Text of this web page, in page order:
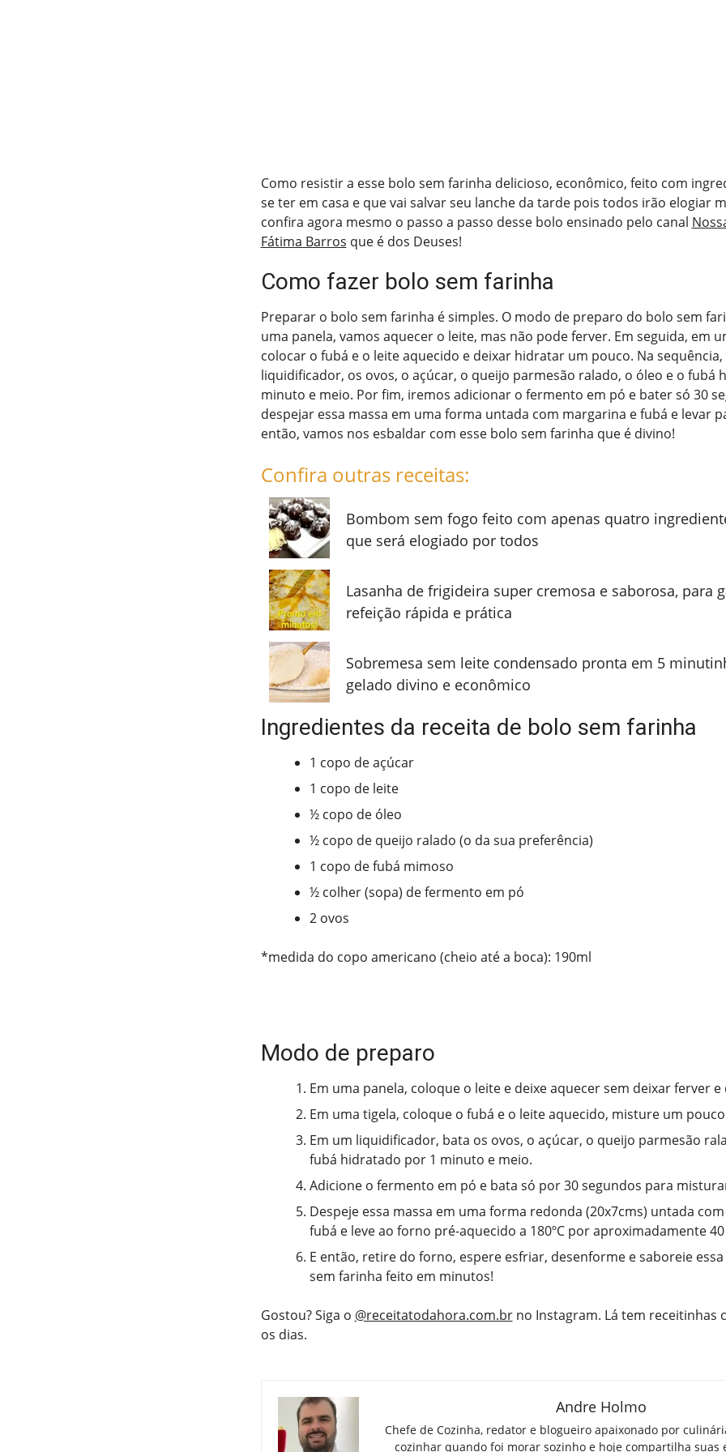
Como resistir a esse bolo sem farinha delicioso, econômico, feito com
se ter em casa e que vai salvar seu lanche da tarde pois todos irão elogiar
confira agora mesmo o passo a passo desse bolo ensinado pelo canal
Fátima Barros que é dos Deuses!
Como fazer bolo sem farinha
Preparar o bolo sem farinha é simples. O modo de preparo do bolo sem
uma panela, vamos aquecer o leite, mas não pode ferver. Em seguida, em
colocar o fubá e o leite aquecido e deixar hidratar um pouco. Na
liquidificador, os ovos, o açúcar, o queijo parmesão ralado, o óleo e o fubá
minuto e meio. Por fim, iremos adicionar o fermento em pó e bater só 30
despejar essa massa em uma forma untada com margarina e fubá e levar
então, vamos nos esbaldar com esse bolo sem farinha que é divino!
Confira outras receitas:
Bombom sem fogo feito com apenas quatro
que será elogiado por todos
Lasanha de frigideira super cremosa e saborosa, para
refeição rápida e prática
Sobremesa sem leite condensado pronta em 5
gelado divino e econômico
Ingredientes da receita de bolo sem farinha
1 copo de açúcar
1 copo de leite
½ copo de óleo
½ copo de queijo ralado (o da sua preferência)
1 copo de fubá mimoso
½ colher (sopa) de fermento em pó
2 ovos
*medida do copo americano (cheio até a boca): 190ml
Modo de preparo
Em uma panela, coloque o leite e deixe aquecer sem deixar ferver e
Em uma tigela, coloque o fubá e o leite aquecido, misture um
Em um liquidificador, bata os ovos, o açúcar, o queijo parmesão
fubá hidratado por 1 minuto e meio.
Adicione o fermento em pó e bata só por 30 segundos para
Despeje essa massa em uma forma redonda (20x7cms) untada
fubá e leve ao forno pré-aquecido a 180ºC por aproximadamente
E então, retire do forno, espere esfriar, desenforme e saboreie
sem farinha feito em minutos!
Gostou? Siga o @receitatodahora.com.brno Instagram. Lá tem receitinhas
os dias.
Andre Holmo
Chefe de Cozinha, redator e blogueiro apaixonado por
cozinhar quando foi morar sozinho e hoje compartilha suas